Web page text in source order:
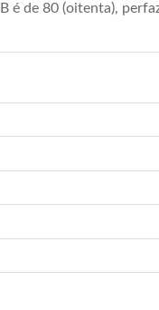
é de 80 (oitenta),